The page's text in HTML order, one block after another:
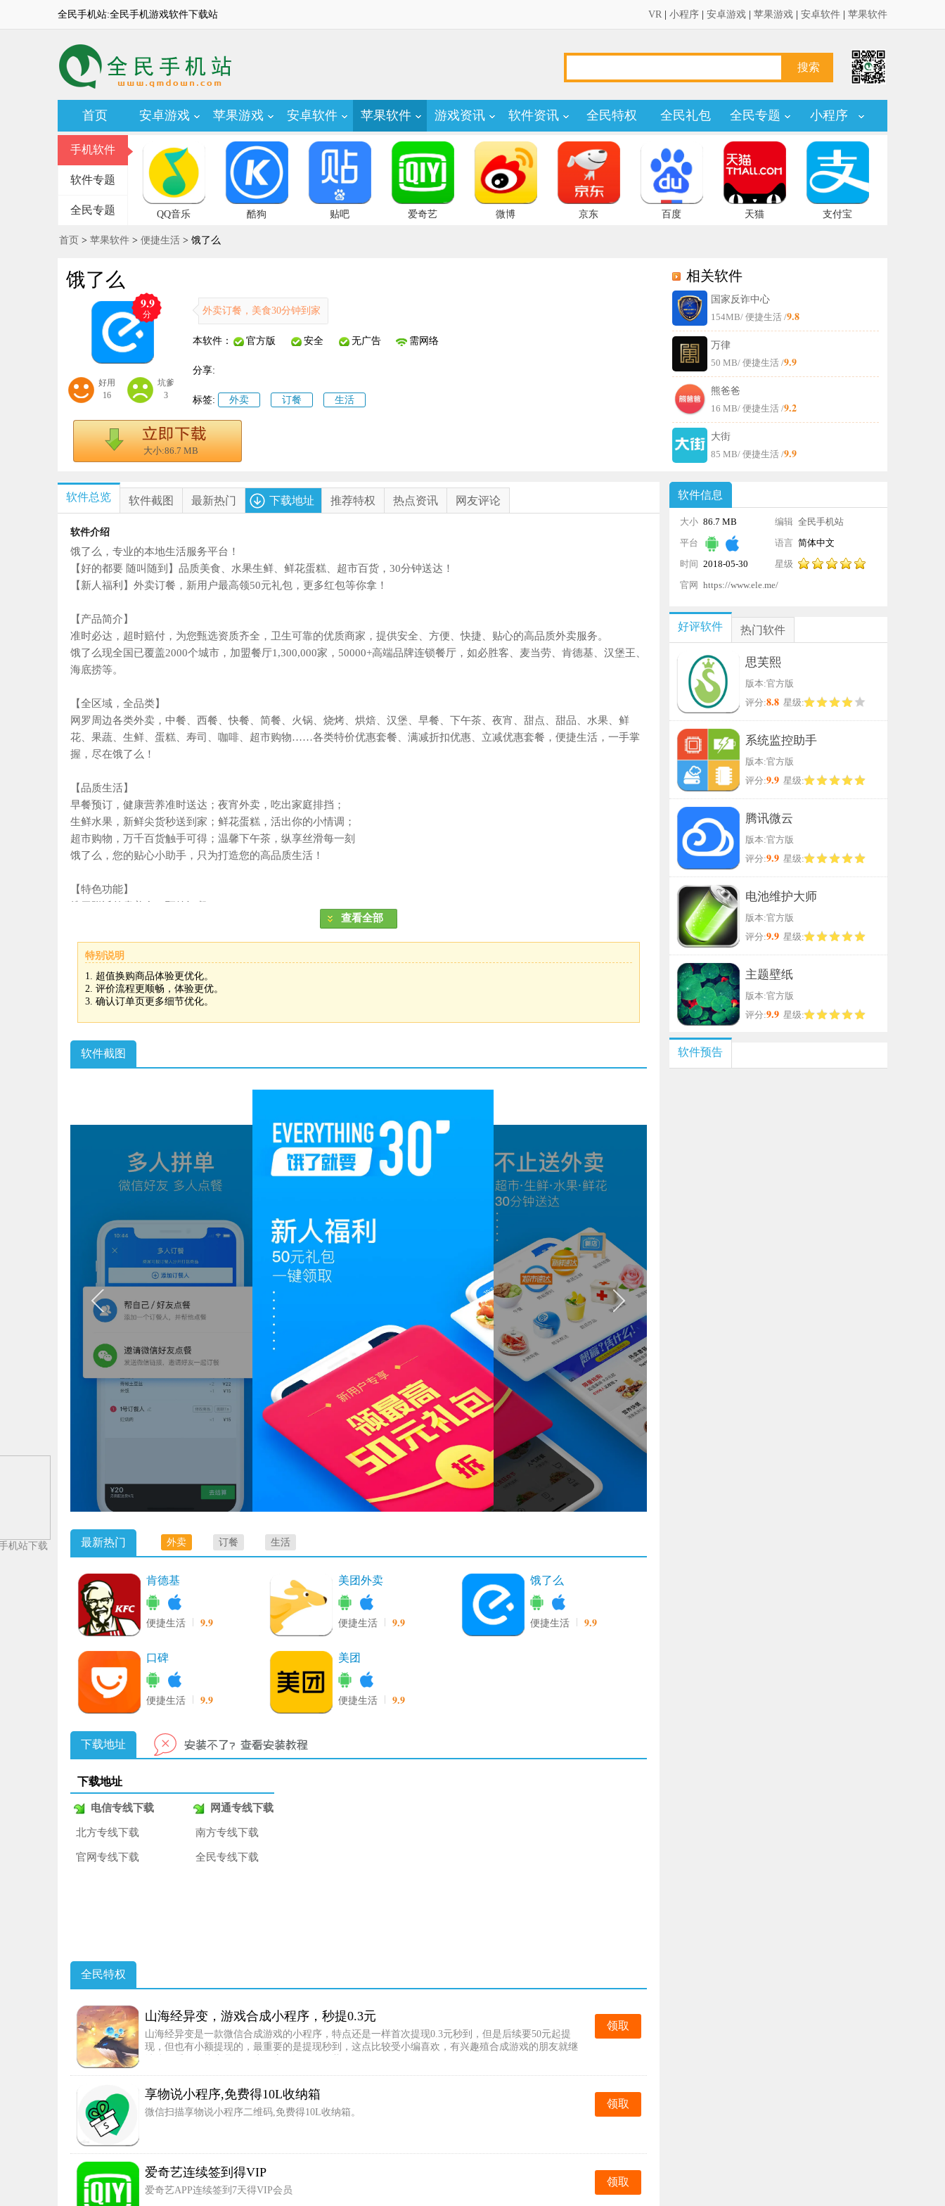
全民手机站:全民手机游戏软件下载站 VR 小程序 安卓游戏 苹果游戏 安卓软件 苹果软件
首页 安卓游戏 苹果游戏 安卓软件 苹果软件 游戏资讯 软件资讯 全民特权 全民礼包 全民专题 小程序
手机软件
软件专题
全民专题 QQ音乐 酷狗 贴吧 爱奇艺 微博 京东 百度 天猫 支付宝
首页 > 苹果软件 > 便捷生活 > 饿了么
饿了么
9.9
分
好用
16
坑爹
3
外卖订餐，美食30分钟到家
本软件： 官方版 安全 无广告 需网络
分享:
标签: 外卖 订餐 生活
机站下载
大小:86.7 MB
相关软件
国家反诈中心
154MB/ 便捷生活 /9.8
万律
50 MB/ 便捷生活 /9.9
熊爸爸
16 MB/ 便捷生活 /9.2
大街
85 MB/ 便捷生活 /9.9
软件总览 软件截图 最新热门 下载地址 推荐特权 热点资讯 网友评论
软件介绍
饿了么，专业的本地生活服务平台！
【好的都要 随叫随到】品质美食、水果生鲜、鲜花蛋糕、超市百货，30分钟送达！
【新人福利】外卖订餐，新用户最高领50元礼包，更多红包等你拿！
【产品简介】
准时必达，超时赔付，为您甄选资质齐全，卫生可靠的优质商家，提供安全、方便、快捷、贴心的高品质外卖服务。
饿了么现全国已覆盖2000个城市，加盟餐厅1,300,000家，50000+高端品牌连锁餐厅，如必胜客、麦当劳、肯德基、汉堡王、
海底捞等。
【全区域，全品类】
网罗周边各类外卖，中餐、西餐、快餐、简餐、火锅、烧烤、烘焙、汉堡、早餐、下午茶、夜宵、甜点、甜品、水果、鲜
花、果蔬、生鲜、蛋糕、寿司、咖啡、超市购物……各类特价优惠套餐、满减折扣优惠、立减优惠套餐，便捷生活，一手掌
握，尽在饿了么！
【品质生活】
早餐预订，健康营养准时送达；夜宵外卖，吃出家庭排挡；
生鲜水果，新鲜尖货秒送到家；鲜花蛋糕，活出你的小情调；
超市购物，万千百货触手可得；温馨下午茶，纵享丝滑每一刻
饿了么，您的贴心小助手，只为打造您的高品质生活！
【特色功能】
智能筛选排序餐厅，方便点餐；
各种赠饮打折活动，优惠不断；
外卖美食照片点评，吃出乐趣；
积分商城兑换豪礼，兑出惊喜；
用饿了么，一切尽在掌握！还在等什么? 马上体验安全优质的外卖订餐服务吧！
美好生活，触手可得！饿了么和你一起拼！
官方微信：饿了么网上订餐（elemeorder）
客服热线：1010-5757
订餐 生活
查看全部
特别说明
1. 超值换购商品体验更优化。
2. 评价流程更顺畅，体验更优。
3. 确认订单页更多细节优化。
软件截图
最新热门 外卖 订餐 生活
肯德基
便捷生活 9.9
美团外卖
便捷生活 9.9
饿了么
便捷生活 9.9
口碑
便捷生活 9.9
美团
便捷生活 9.9
下载地址
下载地址
电信专线下载 网通专线下载
北方专线下载 南方专线下载
官网专线下载 全民专线下载
全民特权
山海经异变，游戏合成小程序，秒提0.3元
山海经异变是一款微信合成游戏的小程序，特点还是一样首次提现0.3元秒到，但是后续要50元起提
现，但也有小额提现的，最重要的是提现秒到，这点比较受小编喜欢，有兴趣殖合成游戏的朋友就继
领取
享物说小程序,免费得10L收纳箱
微信扫描享物说小程序二维码,免费得10L收纳箱。
领取
爱奇艺连续签到得VIP
爱奇艺APP连续签到7天得VIP会员
领取
软件信息
大小 86.7 MB 编辑 全民手机站
平台
语言 简体中文
时间 2018-05-30
21:01:12
星级
官网 https://www.ele.me/
好评软件 热门软件
思芙熙
版本:官方版
评分:8.8 星级:
系统监控助手
版本:官方版
评分:9.9 星级:
腾讯微云
版本:官方版
评分:9.9 星级:
电池维护大师
版本:官方版
评分:9.9 星级:
主题壁纸
版本:官方版
评分:9.9 星级:
软件预告